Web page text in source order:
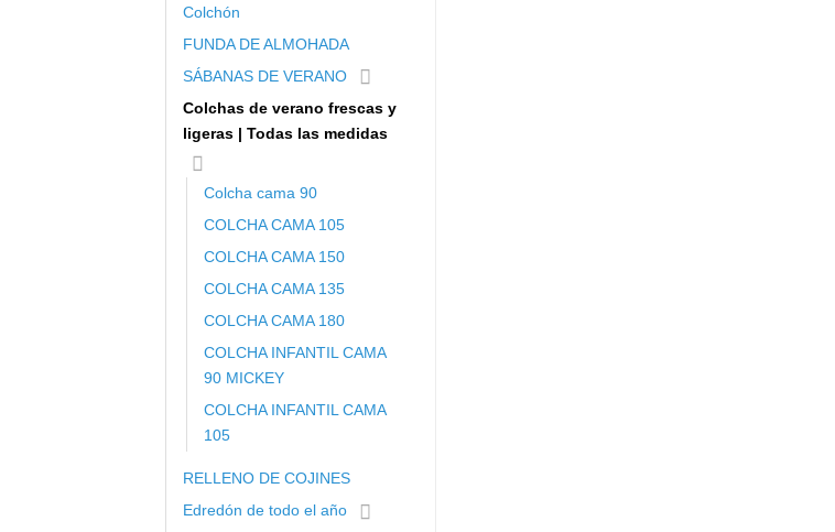
Colchón
FUNDA DE ALMOHADA
SÁBANAS DE VERANO
Colchas de verano frescas y
ligeras | Todas las medidas
Colcha cama 90
COLCHA CAMA 105
COLCHA CAMA 150
COLCHA CAMA 135
COLCHA CAMA 180
COLCHA INFANTIL CAMA
90 MICKEY
COLCHA INFANTIL CAMA
105
RELLENO DE COJINES
Edredón de todo el año